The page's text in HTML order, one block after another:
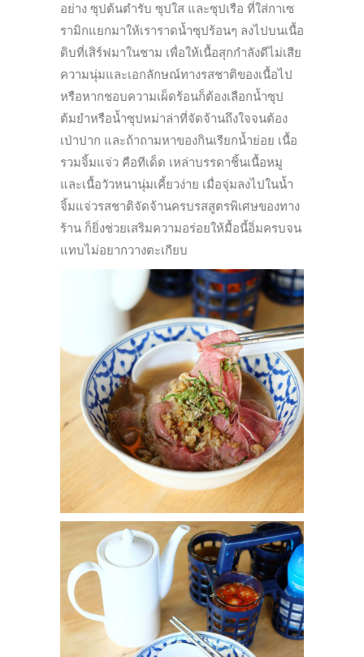
อย่าง ซุปต้นตำรับ ซุปใส และซุปเรือ ที่ใส่กาเซ
รามิกแยกมาให้เราราดน้ำซุปร้อนๆ ลงไปบนเนื้อ
ดิบที่เสิร์ฟมาในชาม เพื่อให้เนื้อสุกกำลังดีไม่เสีย
ความนุ่มและเอกลักษณ์ทางรสชาติของเนื้อไป
หรือหากชอบความเผ็ดร้อนก็ต้องเลือกน้ำซุป
ต้มยำหรือน้ำซุปหม่าล่าที่จัดจ้านถึงใจจนต้อง
เป่าปาก และถ้าถามหาของกินเรียกน้ำย่อย เนื้อ
รวมจิ้มแจ่ว คือทีเด็ด เหล่าบรรดาชิ้นเนื้อหมู
และเนื้อวัวหนานุ่มเคี้ยวง่าย เมื่อจุ่มลงไปในน้ำ
จิ้มแจ่วรสชาติจัดจ้านครบรสสูตรพิเศษของทาง
ร้าน ก็ยิ่งช่วยเสริมความอร่อยให้มื้อนี้อิ่มครบจน
แทบไม่อยากวางตะเกียบ